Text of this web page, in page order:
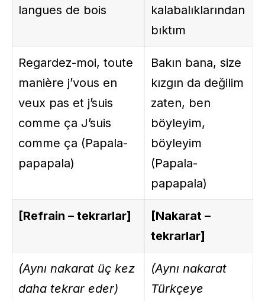
langues de bois
kalabalıklarından
bıktım
Regardez-moi, toute
manière j’vous en
veux pas et j’suis
comme ça J’suis
comme ça (Papala-
papapala)
Bakın bana, size
kızgın da değilim
zaten, ben
böyleyim,
böyleyim
(Papala-
papapala)
[Refrain – tekrarlar]
[Nakarat –
tekrarlar]
(Aynı nakarat üç kez
daha tekrar eder)
(Aynı nakarat
Türkçeye